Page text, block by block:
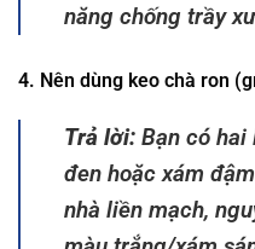
năng chống trầy
4. Nên dùng keo chà ron
Trả lời: Bạn có hai
đen hoặc xám
nhà liền mạch,